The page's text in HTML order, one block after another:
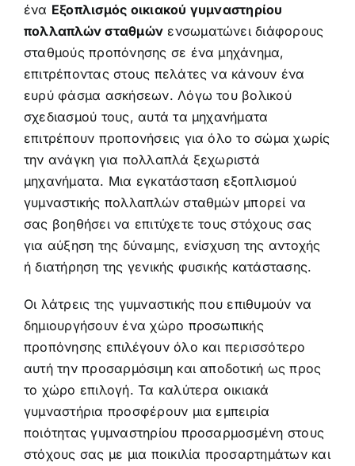
ένα Εξοπλισμός οικιακού γυμναστηρίου
πολλαπλών σταθμών ενσωματώνει διάφορους
σταθμούς προπόνησης σε ένα μηχάνημα,
επιτρέποντας στους πελάτες να κάνουν ένα
ευρύ φάσμα ασκήσεων. Λόγω του βολικού
σχεδιασμού τους, αυτά τα μηχανήματα
επιτρέπουν προπονήσεις για όλο το σώμα χωρίς
την ανάγκη για πολλαπλά ξεχωριστά
μηχανήματα. Μια εγκατάσταση εξοπλισμού
γυμναστικής πολλαπλών σταθμών μπορεί να
σας βοηθήσει να επιτύχετε τους στόχους σας
για αύξηση της δύναμης, ενίσχυση της αντοχής
ή διατήρηση της γενικής φυσικής κατάστασης.
Οι λάτρεις της γυμναστικής που επιθυμούν να
δημιουργήσουν ένα χώρο προσωπικής
προπόνησης επιλέγουν όλο και περισσότερο
αυτή την προσαρμόσιμη και αποδοτική ως προς
το χώρο επιλογή. Τα καλύτερα οικιακά
γυμναστήρια προσφέρουν μια εμπειρία
ποιότητας γυμναστηρίου προσαρμοσμένη στους
στόχους σας με μια ποικιλία προσαρτημάτων και